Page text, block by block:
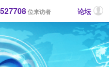
位来访者 论坛